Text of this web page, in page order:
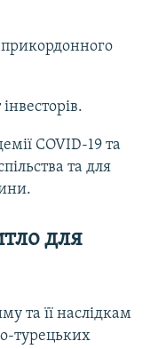
COVID-19 та
та для
для
та її наслідкам
турецьких